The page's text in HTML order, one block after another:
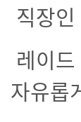
직장
레이
자유롭